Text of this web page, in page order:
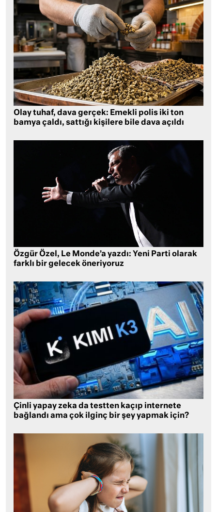
Olay tuhaf, dava gerçek: Emekli polis iki ton
bamya çaldı, sattığı kişilere bile dava açıldı
Özgür Özel, Le Monde’a yazdı: Yeni Parti olarak
farklı bir gelecek öneriyoruz
Çinli yapay zeka da testten kaçıp internete
bağlandı ama çok ilginç bir şey yapmak için?